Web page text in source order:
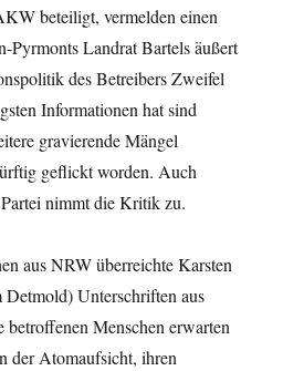
beteiligt, vermelden einen
Pyrmonts Landrat Bartels äußert
des Betreibers Zweifel
Informationen hat sind
gravierende Mängel
geflickt worden. Auch
nimmt die Kritik zu.
aus NRW überreichte Karsten
Unterschriften aus
Menschen erwarten
der Atomaufsicht, ihren